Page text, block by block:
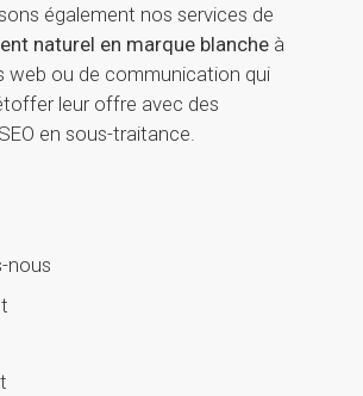
également nos services de
naturel en marque blanche à
web ou de communication qui
leur offre avec des
en sous-traitance.
nous